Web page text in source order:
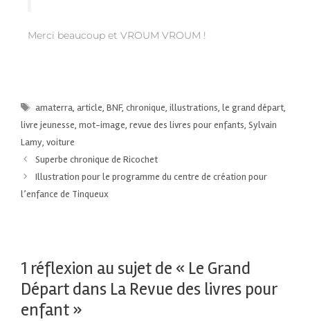
Merci beaucoup et VROUM VROUM !
amaterra,article,BNF,chronique,illustrations,le grand départ,
livre jeunesse, mot-image, revue des livres pour enfants, Sylvain
Lamy, voiture
Superbe chronique de Ricochet
Illustration pour le programme du centre de création pour
l’enfance de Tinqueux
1 réflexion au sujet de « Le Grand
Départ dans La Revue des livres pour
enfant »